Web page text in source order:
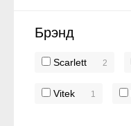
Брэнд
Scarlett 2
Vitek 1